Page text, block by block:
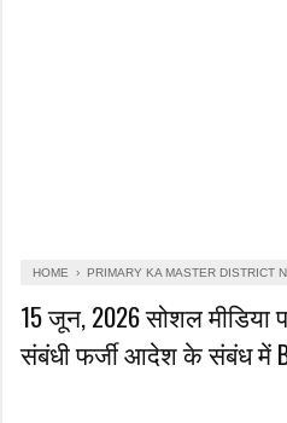
HOME › PRIMARY KA MASTER DISTRICT
15 जून, 2026 सोशल मीडिया
संबंधी फर्जी आदेश के संबंध में